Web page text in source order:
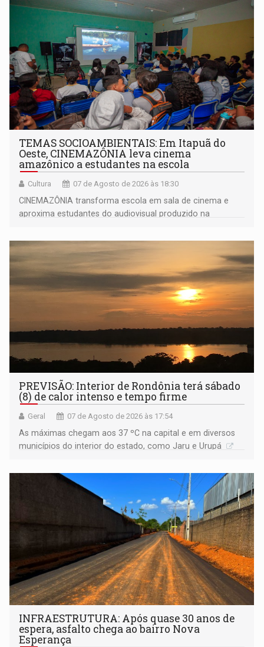
TEMAS SOCIOAMBIENTAIS: Em Itapuã do
Oeste, CINEMAZÔNIA leva cinema
amazônico a estudantes na escola
Cultura 07 de Agosto de 2026 às 18:30
CINEMAZÔNIA transforma escola em sala de cinema e
aproxima estudantes do audiovisual produzido na
PREVISÃO: Interior de Rondônia terá sábado
(8) de calor intenso e tempo firme
Geral 07 de Agosto de 2026 às 17:54
As máximas chegam aos 37 ºC na capital e em diversos
municípios do interior do estado, como Jaru e Urupá
INFRAESTRUTURA: Após quase 30 anos de
espera, asfalto chega ao bairro Nova
Esperança